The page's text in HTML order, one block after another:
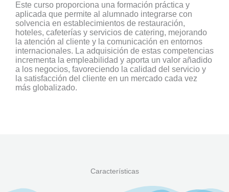
Este curso proporciona una formación práctica y
aplicada que permite al alumnado integrarse con
solvencia en establecimientos de restauración,
hoteles, cafeterías y servicios de catering, mejorando
la atención al cliente y la comunicación en entornos
internacionales. La adquisición de estas competencias
incrementa la empleabilidad y aporta un valor añadido
a los negocios, favoreciendo la calidad del servicio y
la satisfacción del cliente en un mercado cada vez
más globalizado.
Características